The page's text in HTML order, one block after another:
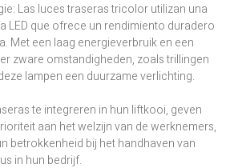
Las luces traseras tricolor utilizan una
LED que ofrece un rendimiento duradero
Met een laag energieverbruik en een
zware omstandigheden, zoals trillingen
lampen een duurzame verlichting.
te integreren in hun liftkooi, geven
aan het welzijn van de werknemers,
betrokkenheid bij het handhaven van
in hun bedrijf.